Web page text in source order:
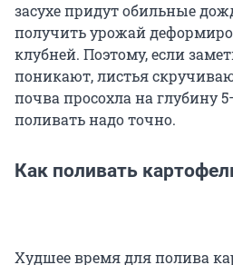
засухе придут обильные
получить урожай
клубней. Поэтому, если
поникают, листья
почва просохла на глубину
поливать надо точно.
Как поливать
Худшее время для полива